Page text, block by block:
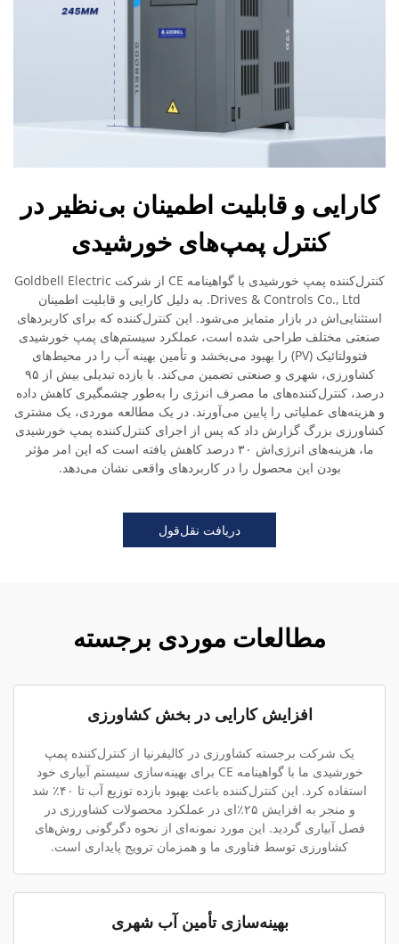
کارایی و قابلیت اطمینان بی‌نظیر در
کنترل پمپ‌های خورشیدی
کنترل‌کننده پمپ خورشیدی با گواهینامه CE از شرکت Goldbell Electric
Drives & Controls Co., Ltd. به دلیل کارایی و قابلیت اطمینان
استثنایی‌اش در بازار متمایز می‌شود. این کنترل‌کننده که برای کاربردهای
صنعتی مختلف طراحی شده است، عملکرد سیستم‌های پمپ خورشیدی
فتوولتائیک (PV) را بهبود می‌بخشد و تأمین بهینه آب را در محیط‌های
کشاورزی، شهری و صنعتی تضمین می‌کند. با بازده تبدیلی بیش از ۹۵
درصد، کنترل‌کننده‌های ما مصرف انرژی را به‌طور چشمگیری کاهش داده
و هزینه‌های عملیاتی را پایین می‌آورند. در یک مطالعه موردی، یک مشتری
کشاورزی بزرگ گزارش داد که پس از اجرای کنترل‌کننده پمپ خورشیدی
ما، هزینه‌های انرژی‌اش ۳۰ درصد کاهش یافته است که این امر مؤثر
بودن این محصول را در کاربردهای واقعی نشان می‌دهد.
دریافت نقل‌قول
مطالعات موردی برجسته
افزایش کارایی در بخش کشاورزی
یک شرکت برجسته کشاورزی در کالیفرنیا از کنترل‌کننده پمپ
خورشیدی ما با گواهینامه CE برای بهینه‌سازی سیستم آبیاری خود
استفاده کرد. این کنترل‌کننده باعث بهبود بازده توزیع آب تا ۴۰٪ شد
و منجر به افزایش ۲۵٪‌ای در عملکرد محصولات کشاورزی در
فصل آبیاری گردید. این مورد نمونه‌ای از نحوه دگرگونی روش‌های
کشاورزی توسط فناوری ما و همزمان ترویج پایداری است.
بهینه‌سازی تأمین آب شهری